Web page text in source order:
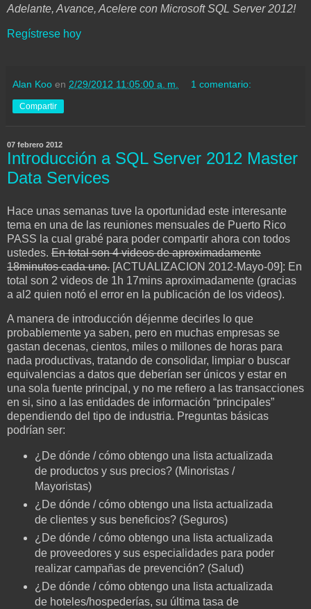
Adelante, Avance, Acelere con Microsoft SQL Server 2012!
Regístrese hoy
Alan Koo en 2/29/2012 11:05:00 a. m. 1 comentario:
Compartir
07 febrero 2012
Introducción a SQL Server 2012 Master
Data Services
Hace unas semanas tuve la oportunidad este interesante
tema en una de las reuniones mensuales de Puerto Rico
PASS la cual grabé para poder compartir ahora con todos
ustedes. En total son 4 videos de aproximadamente
18minutos cada uno. [ACTUALIZACION 2012-Mayo-09]: En
total son 2 videos de 1h 17mins aproximadamente (gracias
a al2 quien notó el error en la publicación de los videos).
A manera de introducción déjenme decirles lo que
probablemente ya saben, pero en muchas empresas se
gastan decenas, cientos, miles o millones de horas para
nada productivas, tratando de consolidar, limpiar o buscar
equivalencias a datos que deberían ser únicos y estar en
una sola fuente principal, y no me refiero a las transacciones
en si, sino a las entidades de información “principales”
dependiendo del tipo de industria. Preguntas básicas
podrían ser:
¿De dónde / cómo obtengo una lista actualizada
de productos y sus precios? (Minoristas /
Mayoristas)
¿De dónde / cómo obtengo una lista actualizada
de clientes y sus beneficios? (Seguros)
¿De dónde / cómo obtengo una lista actualizada
de proveedores y sus especialidades para poder
realizar campañas de prevención? (Salud)
¿De dónde / cómo obtengo una lista actualizada
de hoteles/hospederías, su última tasa de